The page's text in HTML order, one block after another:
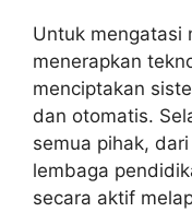
Untuk mengatasi
menerapkan
menciptakan
dan otomatis.
semua pihak,
lembaga
secara aktif